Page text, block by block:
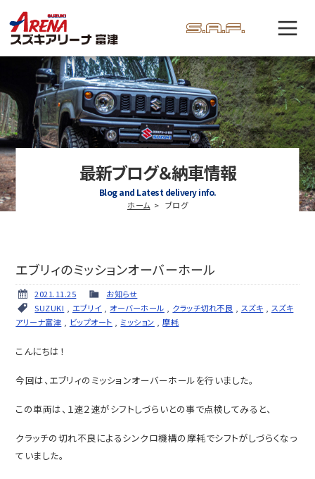
最新ブログ＆納車情報
Blog and Latest delivery info.
ホーム ブログ
エブリィのミッションオーバーホール
2021.11.25
お知らせ
SUZUKI
エブリイ オーバーホール クラッチ切れ不良 スズキ
スズキ
アリーナ富津
ビップオート ミッション ,摩耗
こんにちは！
今回は、エブリィのミッションオーバーホールを行いました。
この車両は、１速２速がシフトしづらいとの事で点検してみると、
クラッチの切れ不良によるシンクロ機構の摩耗でシフトがしづらくなっ
ていました。